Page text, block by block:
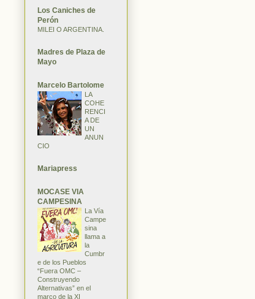
Los Caniches de
Perón
MILEI O ARGENTINA.
Madres de Plaza de
Mayo
Marcelo Bartolome
LA
COHE
RENCI
A DE
UN
ANUN
CIO
Mariapress
MOCASE VIA
CAMPESINA
La Vía
Campe
sina
llama a
la
Cumbr
e de los Pueblos
“Fuera OMC –
Construyendo
Alternativas” en el
marco de la XI